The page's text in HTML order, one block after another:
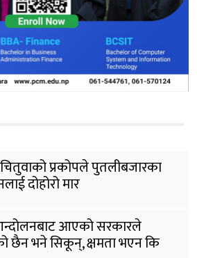
चितुवाको प्रकोपले पुतलीबजारका
दोहोरो मार
आएको सरकारले
छैन भने सिकून्, क्षमता भएन कि